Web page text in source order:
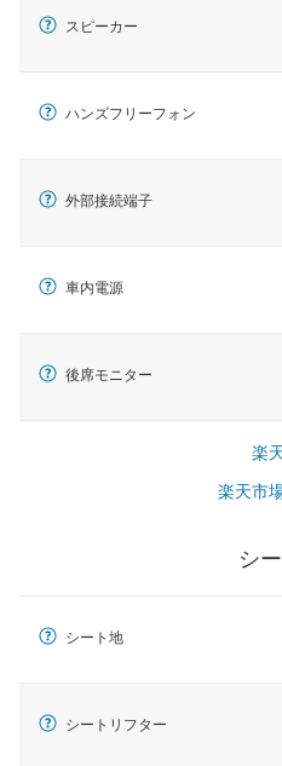
スピーカー
ハンズフリーフォン
外部接続端子
車内電源
後席モニター
楽
楽天市
シ
シート地
シートリフター